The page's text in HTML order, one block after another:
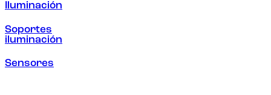
Iluminación
Soportes
iluminación
Sensores